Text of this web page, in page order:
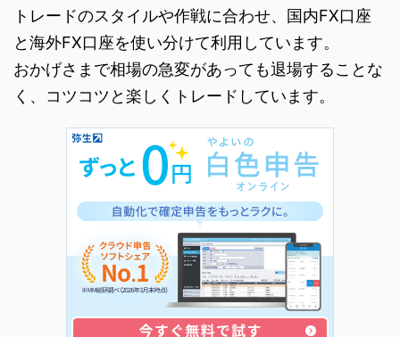
トレードのスタイルや作戦に合わせ、国内FX口座
と海外FX口座を使い分けて利用しています。
おかげさまで相場の急変があっても退場することな
く、コツコツと楽しくトレードしています。